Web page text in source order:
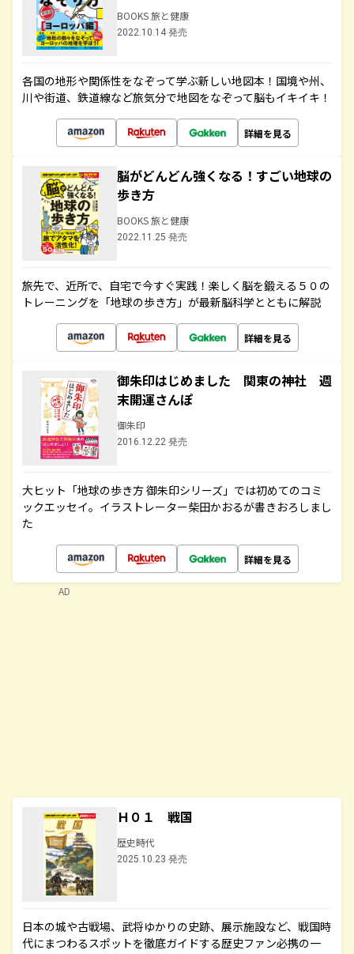
BOOKS 旅と健康
2022.10.14 発売
各国の地形や関係性をなぞって学ぶ新しい地図本！国境や州、
川や街道、鉄道線など旅気分で地図をなぞって脳もイキイキ！
詳細を見る
脳がどんどん強くなる！すごい地球の
歩き方
BOOKS 旅と健康
2022.11.25 発売
旅先で、近所で、自宅で今すぐ実践！楽しく脳を鍛える５０の
トレーニングを「地球の歩き方」が最新脳科学とともに解説
詳細を見る
御朱印はじめました 関東の神社 週
末開運さんぽ
御朱印
2016.12.22 発売
大ヒット「地球の歩き方 御朱印シリーズ」では初めてのコミ
ックエッセイ。イラストレーター柴田かおるが書きおろしまし
た
詳細を見る
Ｈ０１ 戦国
歴史時代
2025.10.23 発売
日本の城や古戦場、武将ゆかりの史跡、展示施設など、戦国時
代にまつわるスポットを徹底ガイドする歴史ファン必携の一
AD